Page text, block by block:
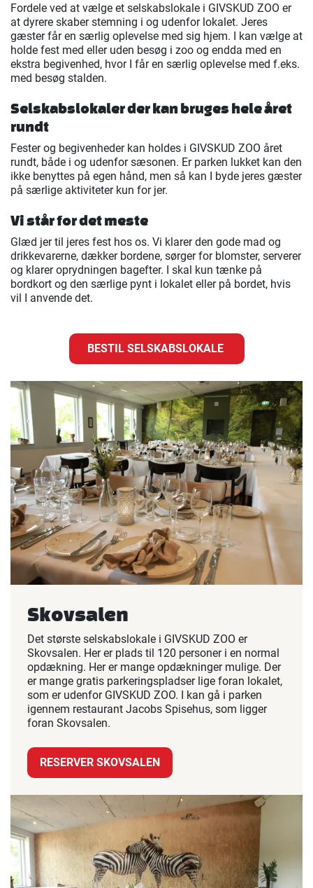
Fordele ved at vælge et selskabslokale i GIVSKUD ZOO er
at dyrere skaber stemning i og udenfor lokalet. Jeres
gæster får en særlig oplevelse med sig hjem. I kan vælge at
holde fest med eller uden besøg i zoo og endda med en
ekstra begivenhed, hvor I får en særlig oplevelse med f.eks.
med besøg stalden.
Selskabslokaler der kan bruges hele året
rundt
Fester og begivenheder kan holdes i GIVSKUD ZOO året
rundt, både i og udenfor sæsonen. Er parken lukket kan den
ikke benyttes på egen hånd, men så kan I byde jeres gæster
på særlige aktiviteter kun for jer.
Vi står for det meste
Glæd jer til jeres fest hos os. Vi klarer den gode mad og
drikkevarerne, dækker bordene, sørger for blomster, serverer
og klarer oprydningen bagefter. I skal kun tænke på
bordkort og den særlige pynt i lokalet eller på bordet, hvis
vil I anvende det.
BESTIL SELSKABSLOKALE
Skovsalen
Det største selskabslokale i GIVSKUD ZOO er
Skovsalen. Her er plads til 120 personer i en normal
opdækning. Her er mange opdækninger mulige. Der
er mange gratis parkeringspladser lige foran lokalet,
som er udenfor GIVSKUD ZOO. I kan gå i parken
igennem restaurant Jacobs Spisehus, som ligger
foran Skovsalen.
RESERVER SKOVSALEN